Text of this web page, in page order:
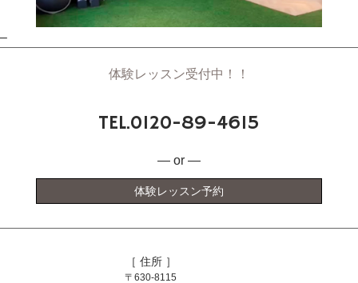
–
体験レッスン受付中！！
TEL.0120-89-4615
― or ―
体験レッスン予約
［ 住所 ］
〒630-8115